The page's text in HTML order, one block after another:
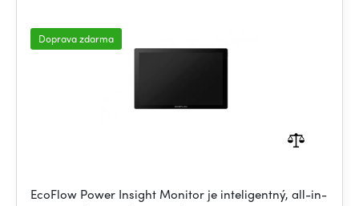
Doprava zdarma
EcoFlow Power Insight Monitor je inteligentný, all-in-